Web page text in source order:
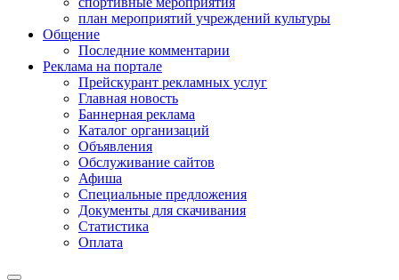
план мероприятий учреждений культуры
Общение
Последние комментарии
Реклама на портале
Прейскурант рекламных услуг
Главная новость
Баннерная реклама
Каталог организаций
Объявления
Обслуживание сайтов
Афиша
Специальные предложения
Документы для скачивания
Статистика
Оплата